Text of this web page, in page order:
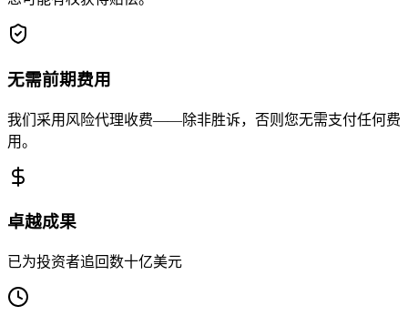
无需前期费用
我们采用风险代理收费——除非胜诉，否则您无需支付任何费
用。
卓越成果
已为投资者追回数十亿美元